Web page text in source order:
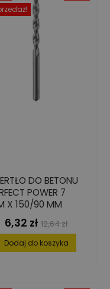
DO BETONU
POWER 7
X 150/90 MM
Cena
6,32 zł Cena
podstawowa
12,64 zł
Dodaj do koszyka